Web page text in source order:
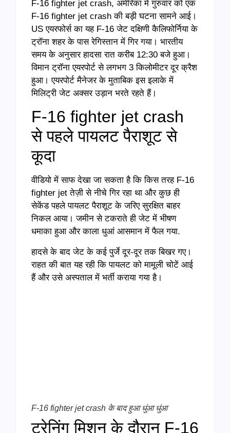
F-16 fighter jet crash, अमेरिका में गुरुवार को एक
F-16 fighter jet crash की बड़ी घटना सामने आई।
US एयरफोर्स का यह F-16 जेट दक्षिणी कैलिफोर्निया के
ट्रॉना शहर के पास रेगिस्तान में गिर गया। भारतीय
समय के अनुसार हादसा रात करीब 12:30 बजे हुआ।
विमान ट्रॉना एयरपोर्ट से लगभग 3 किलोमीटर दूर क्रैश
हुआ। एयरपोर्ट मैनेजर के मुताबिक इस इलाके में
मिलिट्री जेट अक्सर उड़ान भरते रहते हैं।
F-16 fighter jet crash
से पहले पायलट पैराशूट से
कूदा
वीडियो में साफ देखा जा सकता है कि किस तरह F-16
fighter jet तेज़ी से नीचे गिर रहा था और कुछ ही
सेकेंड पहले पायलट पैराशूट के जरिए सुरक्षित बाहर
निकल आया। जमीन से टकराते ही जेट में भीषण
धमाका हुआ और काला धुआं आसमान में फैल गया.
हादसे के बाद जेट के कई पुर्जे दूर-दूर तक बिखर गए।
राहत की बात यह रही कि पायलट को मामूली चोटें आई
हैं और उसे अस्पताल में भर्ती कराया गया है।
F-16 fighter jet crash के बाद हुआ धुंआ धुंआ
ट्रेनिंग मिशन के दौरान F-16